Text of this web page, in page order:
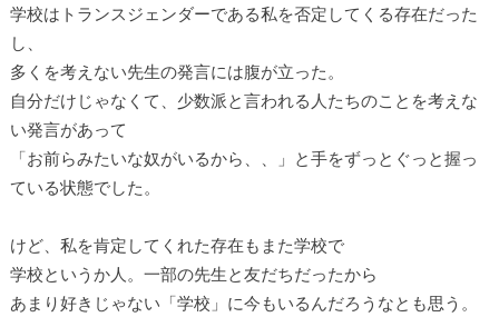
学校はトランスジェンダーである私を否定してくる存在だった
し、
多くを考えない先生の発言には腹が立った。
自分だけじゃなくて、少数派と言われる人たちのことを考えな
い発言があって
「お前らみたいな奴がいるから、、」と手をずっとぐっと握っ
ている状態でした。
けど、私を肯定してくれた存在もまた学校で
学校というか人。一部の先生と友だちだったから
あまり好きじゃない「学校」に今もいるんだろうなとも思う。